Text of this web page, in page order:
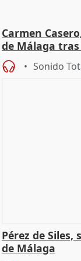
Carmen
de Málaga tras
Sonido
Pérez de
de Málaga